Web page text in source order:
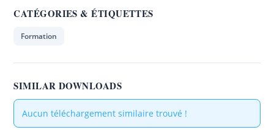
CATÉGORIES & ÉTIQUETTES
Formation
SIMILAR DOWNLOADS
Aucun téléchargement similaire trouvé !